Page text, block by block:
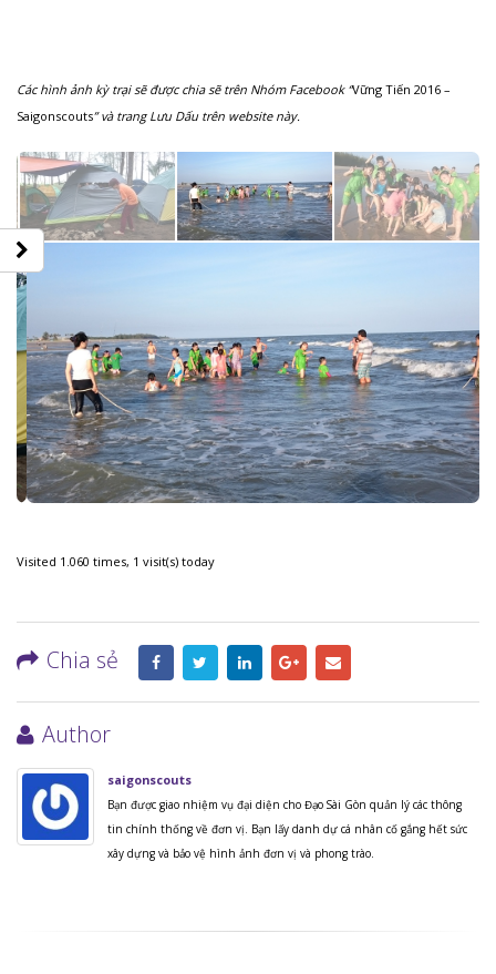
Các hình ảnh kỳ trại sẽ được chia sẽ trên Nhóm Facebook “Vững Tiến 2016 –
Saigonscouts” và trang Lưu Dấu trên website này.
Visited 1.060 times, 1 visit(s) today
Chia sẻ
Author
saigonscouts
Bạn được giao nhiệm vụ đại diện cho Đạo Sài Gòn quản lý các thông
tin chính thống về đơn vị. Bạn lấy danh dự cá nhân cố gắng hết sức
xây dựng và bảo vệ hình ảnh đơn vị và phong trào.